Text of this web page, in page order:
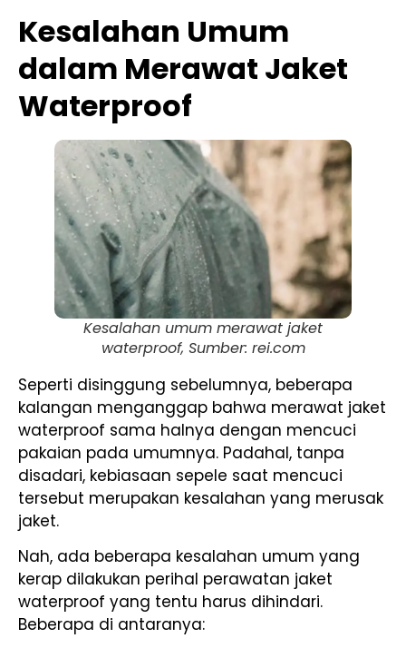
Kesalahan Umum
dalam Merawat Jaket
Waterproof
Kesalahan umum merawat jaket
waterproof, Sumber: rei.com
Seperti disinggung sebelumnya, beberapa
kalangan menganggap bahwa merawat jaket
waterproof sama halnya dengan mencuci
pakaian pada umumnya. Padahal, tanpa
disadari, kebiasaan sepele saat mencuci
tersebut merupakan kesalahan yang merusak
jaket.
Nah, ada beberapa kesalahan umum yang
kerap dilakukan perihal perawatan jaket
waterproof yang tentu harus dihindari.
Beberapa di antaranya: